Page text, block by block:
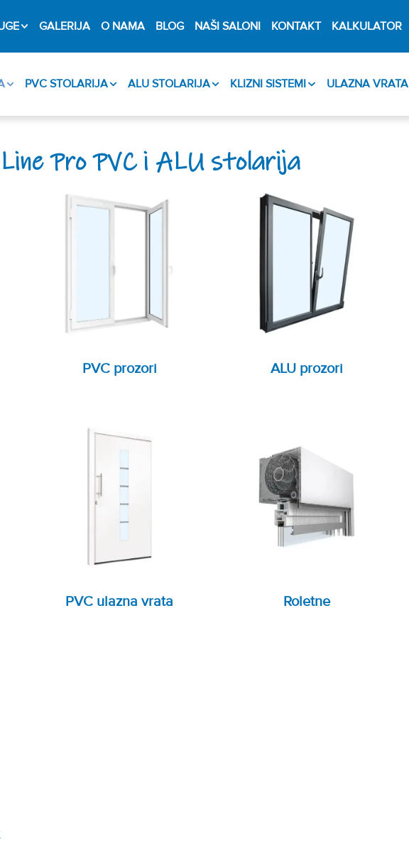
GALERIJA O NAMA BLOG NAŠI SALONI KONTAKT KALKULATOR
PVC STOLARIJA ALU STOLARIJA KLIZNI SISTEMI ULAZNA VRATA
Pro PVC i ALU stolarija
PVC prozori ALU prozori
PVC ulazna vrata Roletne